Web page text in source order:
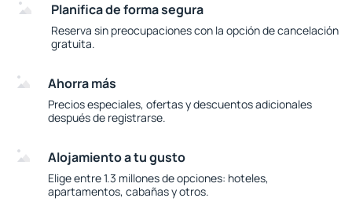
Planifica de forma segura
Reserva sin preocupaciones con la opción de cancelación
gratuita.
Ahorra más
Precios especiales, ofertas y descuentos adicionales
después de registrarse.
Alojamiento a tu gusto
Elige entre 1.3 millones de opciones: hoteles,
apartamentos, cabañas y otros.